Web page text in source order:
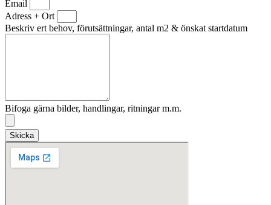
Email
Adress + Ort
Beskriv ert behov, förutsättningar, antal m2 & önskat startdatum
Bifoga gärna bilder, handlingar, ritningar m.m.
Skicka